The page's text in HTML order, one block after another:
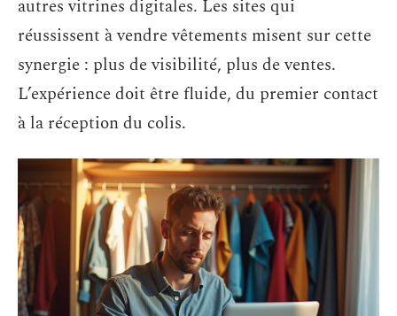
autres vitrines digitales. Les sites qui
réussissent à vendre vêtements misent sur cette
synergie : plus de visibilité, plus de ventes.
L’expérience doit être fluide, du premier contact
à la réception du colis.